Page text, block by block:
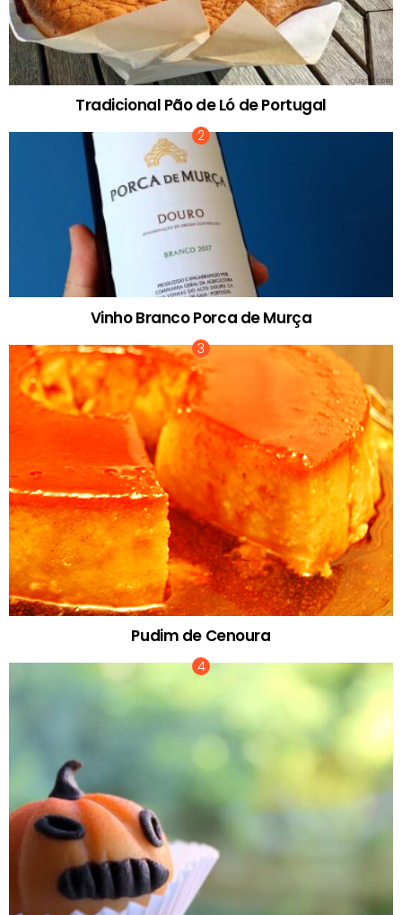
Tradicional Pão de Ló de Portugal
Vinho Branco Porca de Murça
Pudim de Cenoura